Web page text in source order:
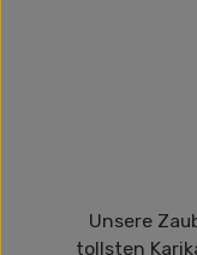
Unsere
tollsten